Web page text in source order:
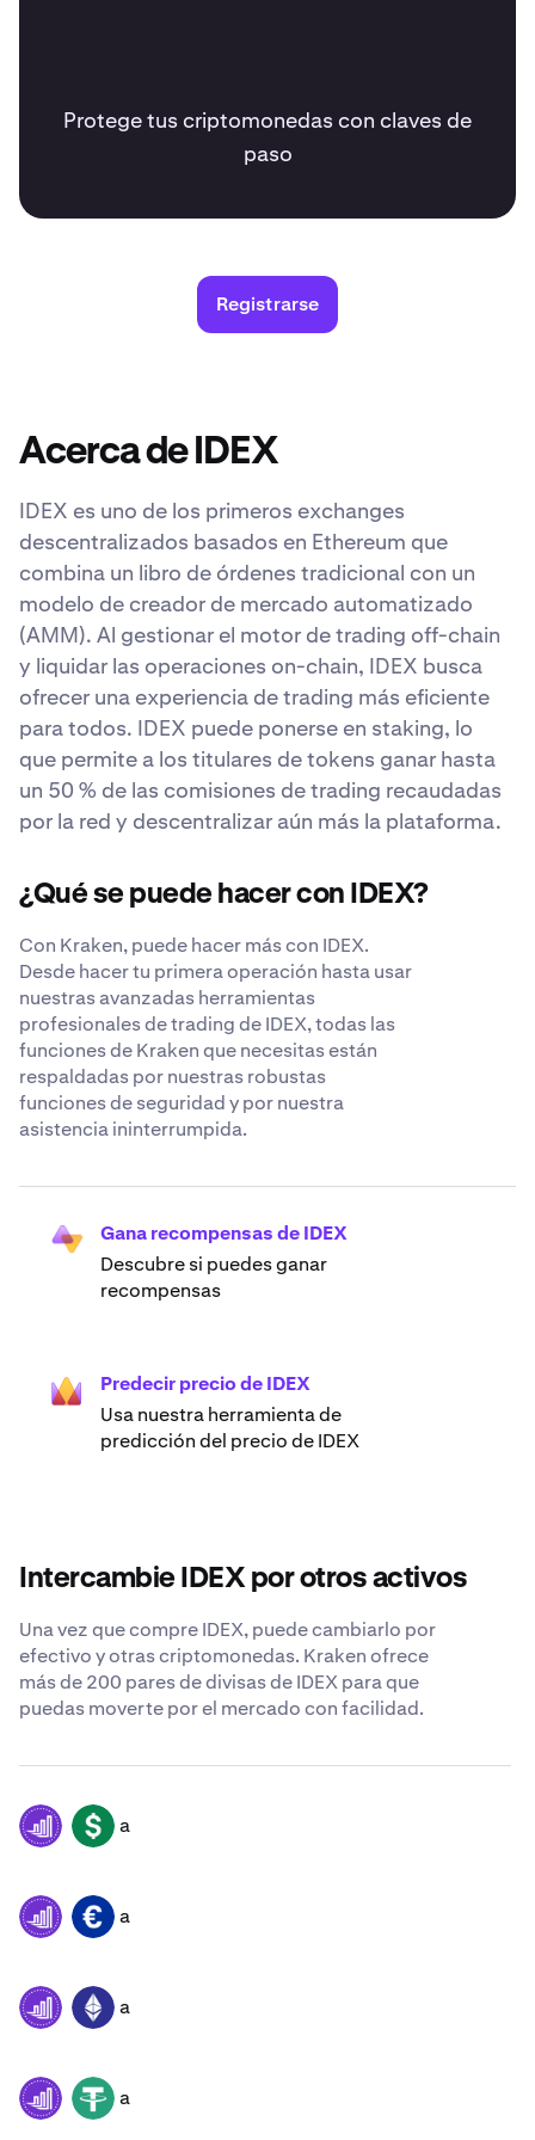
Protege tus criptomonedas con claves de
paso
Registrarse
Acerca de IDEX
IDEX es uno de los primeros exchanges
descentralizados basados en Ethereum que
combina un libro de órdenes tradicional con un
modelo de creador de mercado automatizado
(AMM). Al gestionar el motor de trading off-chain
y liquidar las operaciones on-chain, IDEX busca
ofrecer una experiencia de trading más eficiente
para todos. IDEX puede ponerse en staking, lo
que permite a los titulares de tokens ganar hasta
un 50 % de las comisiones de trading recaudadas
por la red y descentralizar aún más la plataforma.
¿Qué se puede hacer con IDEX?
Con Kraken, puede hacer más con IDEX.
Desde hacer tu primera operación hasta usar
nuestras avanzadas herramientas
profesionales de trading de IDEX, todas las
funciones de Kraken que necesitas están
respaldadas por nuestras robustas
funciones de seguridad y por nuestra
asistencia ininterrumpida.
Gana recompensas de IDEX
Descubre si puedes ganar
recompensas
Predecir precio de IDEX
Usa nuestra herramienta de
predicción del precio de IDEX
Intercambie IDEX por otros activos
Una vez que compre IDEX, puede cambiarlo por
efectivo y otras criptomonedas. Kraken ofrece
más de 200 pares de divisas de IDEX para que
puedas moverte por el mercado con facilidad.
IDEX USD a
IDEX EUR a
IDEX ETH a
IDEX USDT a